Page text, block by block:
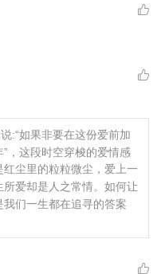
:“如果非要在这份爱前加
，这段时空穿梭的爱情感
尘里的粒粒微尘，爱上一
爱却是人之常情。如何让
们一生都在追寻的答案